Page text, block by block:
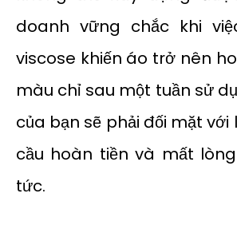
doanh vững chắc khi
viscose khiến áo trở nên
màu chỉ sau một tuần sử
của bạn sẽ phải đối mặt
cầu hoàn tiền và mất
tức.